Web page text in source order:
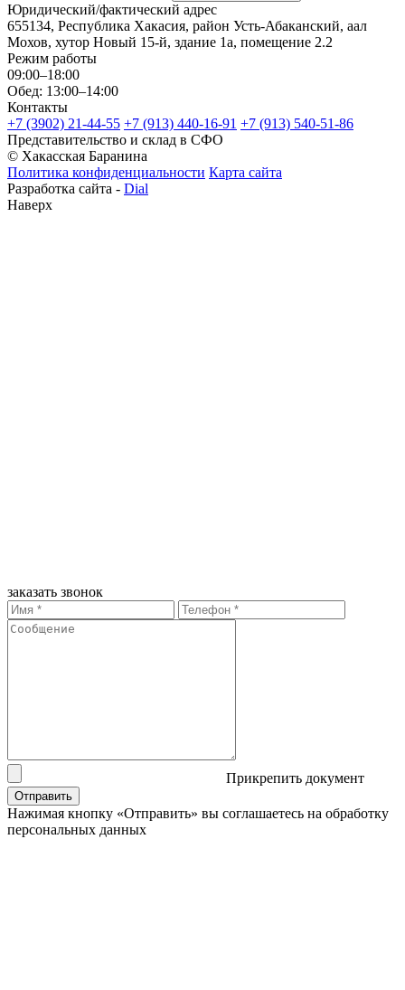
Юридический/фактический адрес
655134, Республика Хакасия, район Усть-Абаканский, аал
Мохов, хутор Новый 15-й, здание 1а, помещение 2.2
Режим работы
09:00–18:00
Обед: 13:00–14:00
Контакты
+7 (3902) 21-44-55 +7 (913) 440-16-91 +7 (913) 540-51-86
Представительство и склад в СФО
© Хакасская Баранина
Политика конфиденциальности Карта сайта
Разработка сайта - Dial
Наверх
заказать звонок
Прикрепить документ
Отправить
Нажимая кнопку «Отправить» вы соглашаетесь на обработку
персональных данных